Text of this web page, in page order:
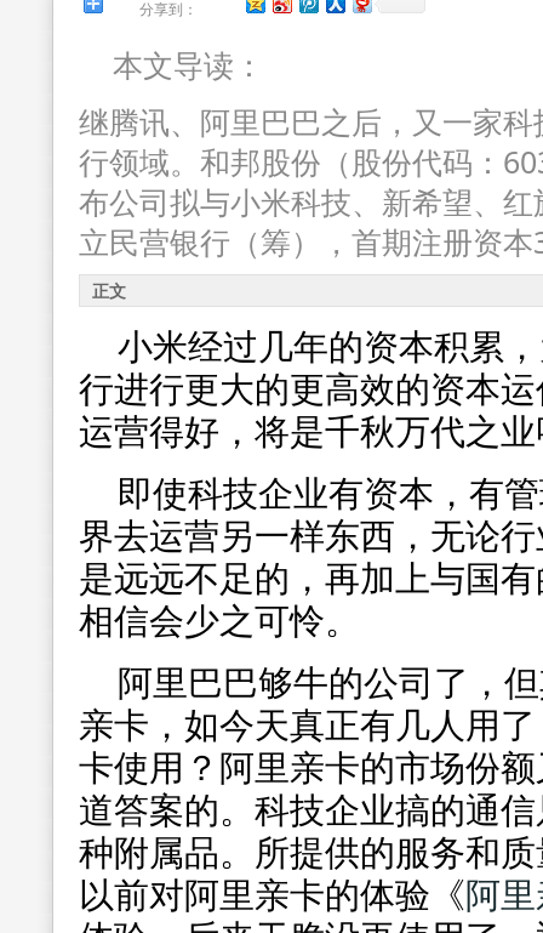
分享到：
本文导读：
继腾讯、阿里巴巴之后，又一家
行领域。和邦股份（股份代码：
布公司拟与小米科技、新希望、
立民营银行（筹），首期注册资
正文
小米经过几年的资本积累
行进行更大的更高效的资本
运营得好，将是千秋万代之
即使科技企业有资本，有
界去运营另一样东西，无论
是远远不足的，再加上与国
相信会少之可怜。
阿里巴巴够牛的公司了，
亲卡，如今天真正有几人用
卡使用？阿里亲卡的市场份
道答案的。科技企业搞的通
种附属品。所提供的服务和
以前对阿里亲卡的体验《阿